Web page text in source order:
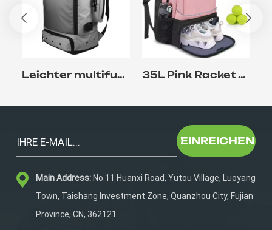
Leichter multifunktionaler Outdoor-Lacrosse-Rucksack mit Schuhfach 35L Pink Racket Tennis Rucksack für Schlägersport
EINREICHEN
Main Address:No.11 Huanxi Road, Yutou Village, Luoyang
Town, Taishang Investment Zone, Quanzhou City, Fujian
Province, CN, 362121